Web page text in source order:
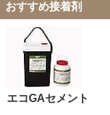
おすすめ接着剤
エコGAセメント